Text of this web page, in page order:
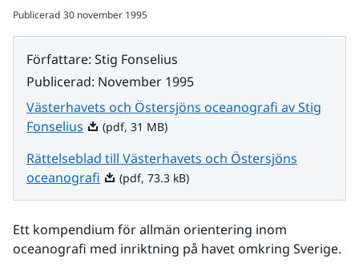
Publicerad 30 november 1995
Författare: Stig Fonselius
Publicerad: November 1995
Västerhavets och Östersjöns oceanografi av Stig
Fonselius Pdf, 31 MB.
(pdf, 31 MB)
Rättelseblad till Västerhavets och Östersjöns
oceanografi Pdf, 73.3 kB.
(pdf, 73.3 kB)
Ett kompendium för allmän orientering inom
oceanografi med inriktning på havet omkring Sverige.